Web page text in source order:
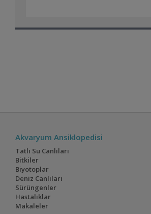
Akvaryum Ansiklopedisi
Tatlı Su Canlıları
Bitkiler
Biyotoplar
Deniz Canlıları
Sürüngenler
Hastalıklar
Makaleler